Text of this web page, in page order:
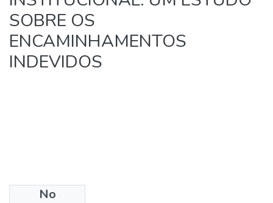
SOBRE OS
ENCAMINHAMENTOS
INDEVIDOS
No